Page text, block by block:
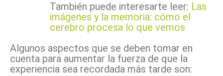
También puede interesarte leer: Las
imágenes y la memoria: cómo el
cerebro procesa lo que vemos
Algunos aspectos que se deben tomar en
cuenta para aumentar la fuerza de que la
experiencia sea recordada más tarde son: